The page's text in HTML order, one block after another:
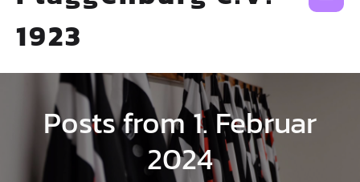
1923
Posts from 1. Februar
2024